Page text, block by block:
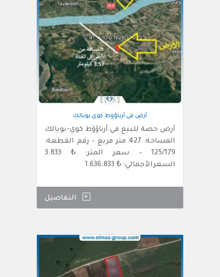
أرض في أرناؤوط كوي بويالك
أرض حصة للبيع في أرناؤؤط كوي-بويالك
المساحة: 427 متر مربع – رقم القطعة:
125/179 – سعر المتر: ₺ 3.833
السعرالأجمالي: ₺ 1.636.833
التفاصيل